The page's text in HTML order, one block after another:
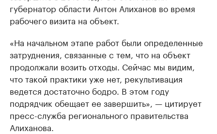
губернатор области Антон Алиханов во время
рабочего визита на объект.
«На начальном этапе работ были определенные
затруднения, связанные с тем, что на объект
продолжали возить отходы. Сейчас мы видим,
что такой практики уже нет, рекультивация
ведется достаточно бодро. В этом году
подрядчик обещает ее завершить», — цитирует
пресс-служба регионального правительства
Алиханова.